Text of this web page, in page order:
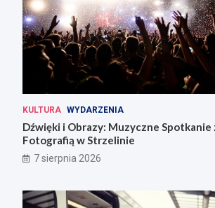
KULTURA WYDARZENIA
Dźwięki i Obrazy: Muzyczne Spotkanie
Fotografią w Strzelinie
7 sierpnia 2026